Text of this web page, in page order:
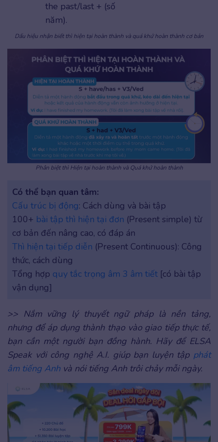
the past/last + (số
năm).
Dấu hiệu nhận biết thì hiện tại hoàn thành và quá khứ hoàn thành cơ bản
Phân biệt thì Hiện tại hoàn thành và Quá khứ hoàn thành
Có thể bạn quan tâm:
Cấu trúc bị động: Cách dùng và bài tập
100+ bài tập thì hiện tại đơn (Present simple) từ
cơ bản đến nâng cao, có đáp án
Thì hiện tại tiếp diễn (Present Continuous): Công
thức, cách dùng
Tổng hợp quy tắc trọng âm 3 âm tiết [có bài tập
vận dụng]
>> Nắm vững lý thuyết ngữ pháp là nền tảng,
nhưng để áp dụng thành thạo vào giao tiếp thực tế,
bạn cần một người bạn đồng hành. Hãy để ELSA
Speak với công nghệ A.I. giúp bạn luyện tập phát
âm tiếng Anhvà nói tiếng Anh trôi chảy mỗi ngày.